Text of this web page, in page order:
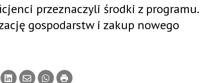
przeznaczyli środki z programu.
gospodarstw i zakup nowego